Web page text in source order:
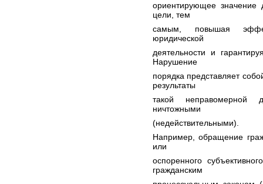
ориентирующее значение
цели, тем
самым, повышая
юридической
деятельности и
Нарушение
порядка представляет
результаты
такой неправомерной
ничтожными
(недействительными).
Например, обращение
или
оспоренного
гражданским